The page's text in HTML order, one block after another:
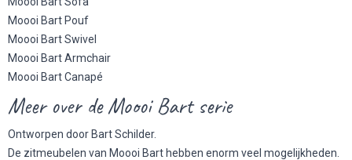
Moooi Bart Pouf
Moooi Bart Swivel
Moooi Bart Armchair
Moooi Bart Canapé
Meer over de Moooi Bart serie
Ontworpen door Bart Schilder.
De zitmeubelen van Moooi Bart hebben enorm veel mogelijkheden.